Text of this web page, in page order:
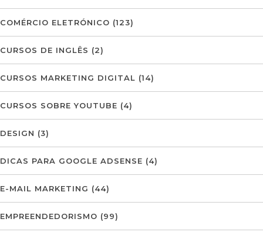
COMÉRCIO ELETRÓNICO (123)
CURSOS DE INGLÊS (2)
CURSOS MARKETING DIGITAL (14)
CURSOS SOBRE YOUTUBE (4)
DESIGN (3)
DICAS PARA GOOGLE ADSENSE (4)
E-MAIL MARKETING (44)
EMPREENDEDORISMO (99)